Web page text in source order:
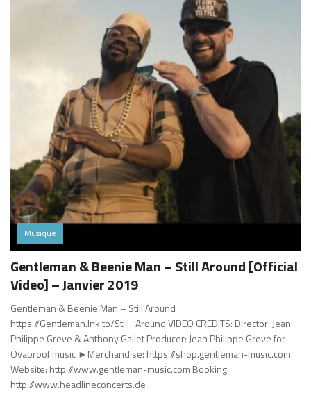
Musique
Gentleman & Beenie Man – Still Around [Official
Video] – Janvier 2019
Gentleman & Beenie Man – Still Around
https://Gentleman.lnk.to/Still_Around VIDEO CREDITS: Director: Jean
Philippe Greve & Anthony Gallet Producer: Jean Philippe Greve for
Ovaproof music ►Merchandise: https://shop.gentleman-music.com
Website: http://www.gentleman-music.com Booking:
http://www.headlineconcerts.de